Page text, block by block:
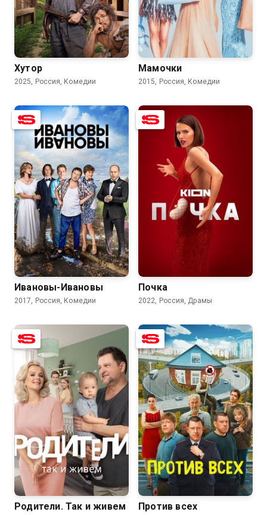
7.8 6.0
Хутор
2025, Россия, Комедии
8.0 5.7
Мамочки
2015, Россия, Комедии
7.8 6.6
Ивановы-Ивановы
2017, Россия, Комедии
Почка
2022, Россия, Драмы
7.1 8.3
Родители. Так и живем
7.7 6.3
Против всех